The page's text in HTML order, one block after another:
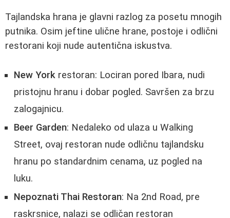
Tajlandska hrana je glavni razlog za posetu mnogih
putnika. Osim jeftine ulične hrane, postoje i odlični
restorani koji nude autentična iskustva.
New York restoran: Lociran pored Ibara, nudi
pristojnu hranu i dobar pogled. Savršen za brzu
zalogajnicu.
Beer Garden: Nedaleko od ulaza u Walking
Street, ovaj restoran nude odličnu tajlandsku
hranu po standardnim cenama, uz pogled na
luku.
Nepoznati Thai Restoran: Na 2nd Road, pre
raskrsnice, nalazi se odličan restoran